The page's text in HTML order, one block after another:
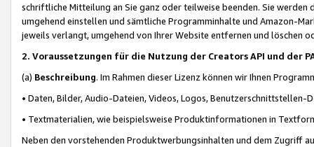
schriftliche Mitteilung an Sie ganz oder teilweise beenden. Sie werden
umgehend einstellen und sämtliche Programminhalte und Amazon-
jeweils verlangt, umgehend von Ihrer Website entfernen und löschen
2. Voraussetzungen für die Nutzung der Creators API und der
(a) Beschreibung. Im Rahmen dieser Lizenz können wir Ihnen
• Daten, Bilder, Audio-Dateien, Videos, Logos, Benutzerschnittstellen-
• Textmaterialien, wie beispielsweise Produktinformationen in
Neben den vorstehenden Produktwerbungsinhalten und dem Zugriff